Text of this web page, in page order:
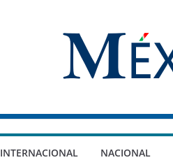
INTERNACIONAL NACIONAL